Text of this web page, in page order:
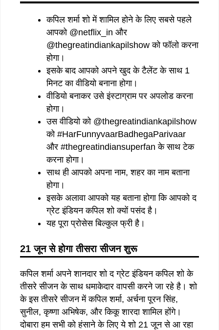
कपिल शर्मा शो में शामिल होने के लिए सबसे पहले
आपको @netflix_in और
@thegreatindiankapilshow को फॉलो करना
होगा।
इसके बाद आपको अपने खुद के टैलेंट के साथ 1
मिनट का वीडियो बनाना होगा।
वीडियो बनाकर उसे इंस्टाग्राम पर अपलोड करना
होगा।
उस वीडियो को @thegreatindiankapilshow
को #HarFunnyvaarBadhegaParivaar
और #thegreatindiansuperfan के साथ टेक
करना होगा।
साथ ही आपको अपना नाम, शहर का नाम बताना
होगा।
इसके अलावा आपको यह बताना होगा कि आपको द
ग्रेट इंडियन कपिल शो क्यों पसंद है।
यह पूरा प्रोसेस बिल्कुल फ्री है।
21जून से होगा तीसरा सीजन शुरू
कपिल शर्मा अपने शानदार शो द ग्रेट इंडियन कपिल शो के
तीसरे सीजन के साथ धमाकेदार वापसी करने जा रहे है। शो
के इस तीसरे सीजन में कपिल शर्मा, अर्चना पूरन सिंह,
सुनील, कृष्णा अभिषेक, और किकू शारदा शामिल होंगे।
दोबारा हम सभी को हंसाने के लिए ये शो 21 जून से आ रहा